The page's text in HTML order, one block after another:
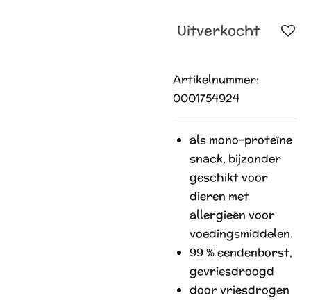
Uitverkocht
Artikelnummer:
0001754924
als mono-proteïne
snack, bijzonder
geschikt voor
dieren met
allergieën voor
voedingsmiddelen.
99 % eendenborst,
gevriesdroogd
door vriesdrogen